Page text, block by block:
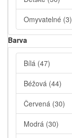
Omyvatelné (3)
Barva
Bílá (47)
Béžová (44)
Červená (30)
Modrá (30)